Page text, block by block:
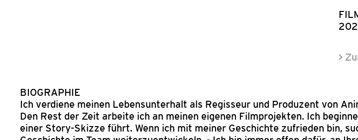
>
BIOGRAPHIE
Ich verdiene meinen Lebensunterhalt als Regisseur und Produzent von
Den Rest der Zeit arbeite ich an meinen eigenen Filmprojekten. Ich
einer Story-Skizze führt. Wenn ich mit meiner Geschichte zufrieden bin,